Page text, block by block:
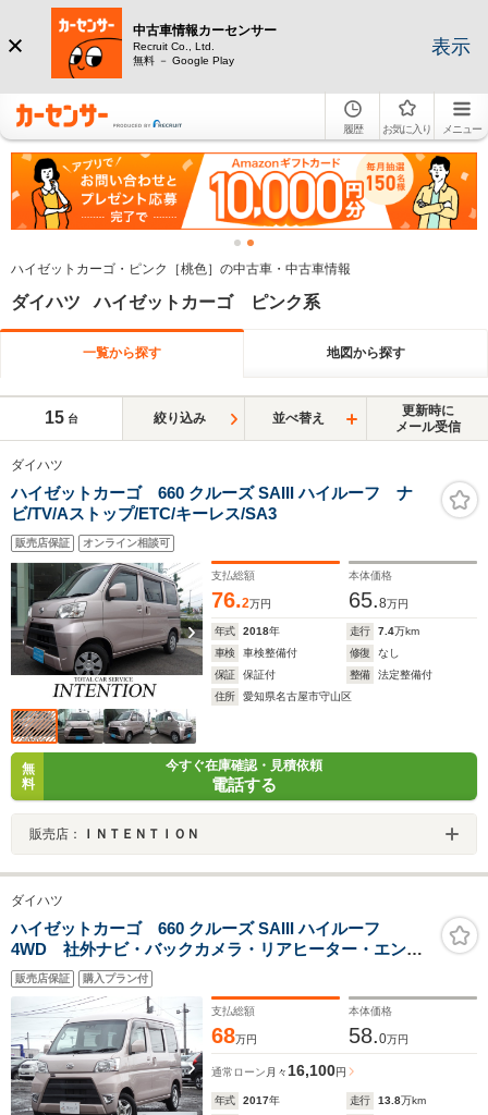
中古車情報カーセンサー
Recruit Co., Ltd.
無料 － Google Play
表示
履歴 お気に入り メニュー
ハイゼットカーゴ・ピンク［桃色］の中古車・中古車情報
ダイハツ ハイゼットカーゴ ピンク系
一覧から探す 地図から探す
15 台 絞り込み 並べ替え
更新時に
メール受信
ダイハツ
ハイゼットカーゴ 660 クルーズ SAIII ハイルーフ ナ
ビ/TV/Aストップ/ETC/キーレス/SA3
販売店保証 オンライン相談可
支払総額
76.2万円
本体価格
65.8万円
年式 2018年 走行 7.4万km
車検
車検整備付 修復
なし
保証
保証付 整備
法定整備付
住所
愛知県名古屋市守山区
無
料
今すぐ在庫確認・見積依頼
電話する
販売店： ＩＮＴＥＮＴＩＯＮ
ダイハツ
ハイゼットカーゴ 660 クルーズ SAIII ハイルーフ
4WD 社外ナビ・バックカメラ・リアヒーター・エンジ
ンスターター
販売店保証 購入プラン付
支払総額
68万円
本体価格
58.0万円
通常ローン 月々16,100円
年式 2017年 走行 13.8万km